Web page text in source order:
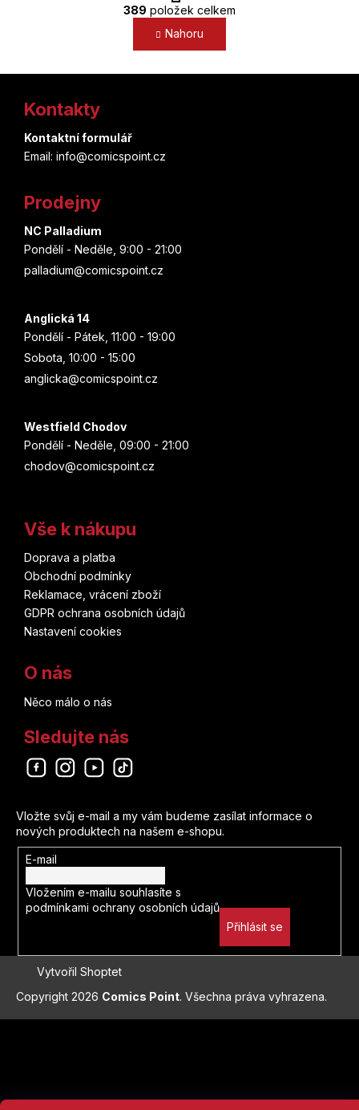
v
l
á
d
ý
r
á
n
k
389 položek celkem
Nahoru
Kontakty
Kontaktní formulář
Email: info@comicspoint.cz
Prodejny
NC Palladium
Pondělí - Neděle, 9:00 - 21:00
palladium@comicspoint.cz
Anglická 14
Pondělí - Pátek, 11:00 - 19:00
Sobota, 10:00 - 15:00
anglicka@comicspoint.cz
Westfield Chodov
Pondělí - Neděle, 09:00 - 21:00
chodov@comicspoint.cz
Vše k nákupu
Doprava a platba
Obchodní podmínky
Reklamace, vrácení zboží
GDPR ochrana osobních údajů
Nastavení cookies
O nás
Něco málo o nás
Sledujte nás
Odebírat newsletter
Vložte svůj e-mail a my vám budeme zasílat informace o
nových produktech na našem e-shopu.
E-mail
Vložením e-mailu souhlasíte s
podmínkami ochrany osobních údajů
Přihlásit se
Vytvořil Shoptet
Copyright 2026 Comics Point. Všechna práva vyhrazena.